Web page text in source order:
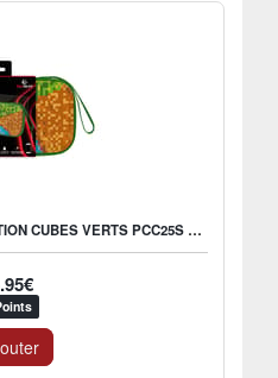
EGOGEAR - ÉTUI DE PROTECTION CUBES VERTS PCC25S POUR NINTENDO SWITCH 2
.95€